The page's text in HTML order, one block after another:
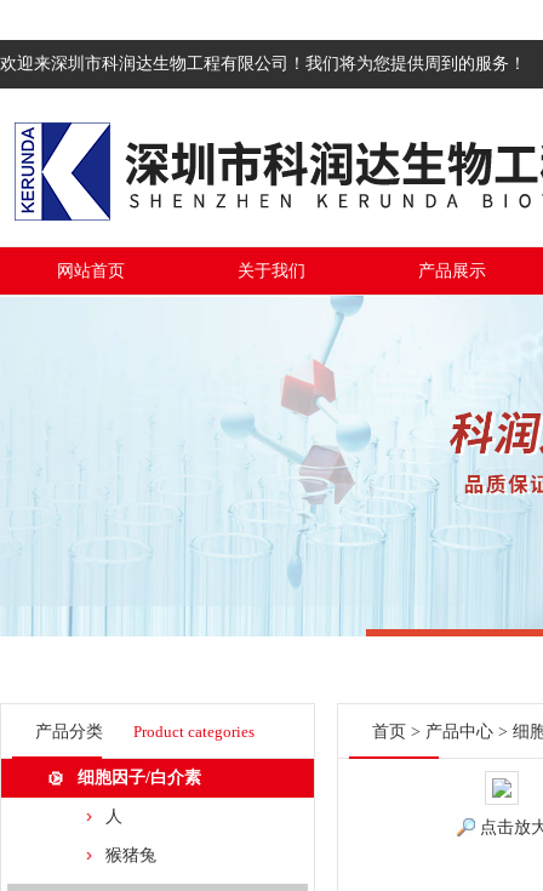
欢迎来深圳市科润达生物工程有限公司！我们将为您提供周到的服务！
网站首页 关于我们 产品展示
产品分类 Product categories
细胞因子/白介素
人
猴猪兔
首页 > 产品中心 > 细
点击放